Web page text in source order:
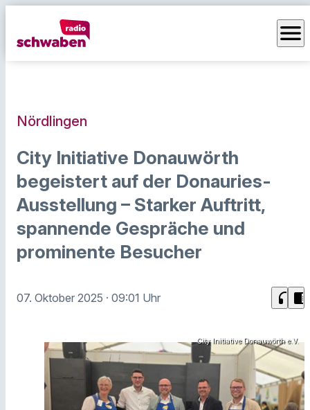
menu
Nördlingen
City Initiative Donauwörth
begeistert auf der Donauries-
Ausstellung – Starker Auftritt,
spannende Gespräche und
prominente Besucher
07. Oktober 2025 · 09:01 Uhr headphones chrome_reader_mode
City Initiative Donauwörth e.V.